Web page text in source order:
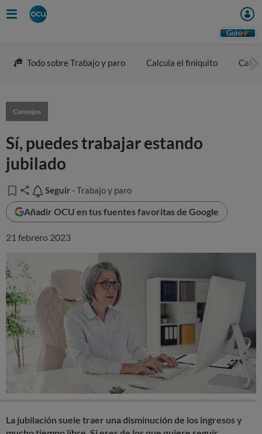
Guio
Todo sobre Trabajo y paro Calcula el finiquito
Consejos
Sí, puedes trabajar estando
jubilado
Seguir
Seguir - Trabajo y paro
Añadir OCU en tus fuentes favoritas de Google
21 febrero 2023
La jubilación suele traer una disminución de los ingresos y